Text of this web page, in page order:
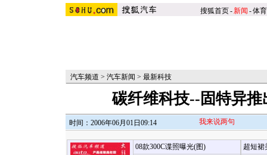
搜狐首页-新闻 -体育
汽车频道 > 汽车新闻 > 最新科技
碳纤维科技--固特异
时间：2006年06月01日09:14 我来说两句
08款300C谍照曝光(图)
超短裙